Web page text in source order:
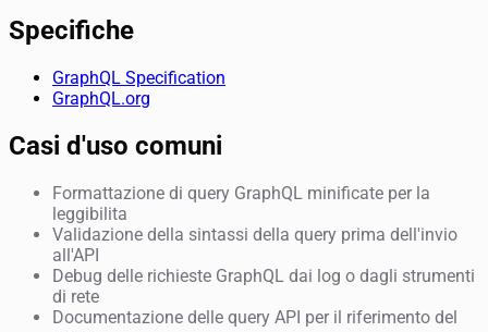
Specifiche
GraphQL Specification
GraphQL.org
Casi d'uso comuni
Formattazione di query GraphQL minificate per la
leggibilita
Validazione della sintassi della query prima dell'invio
all'API
Debug delle richieste GraphQL dai log o dagli strumenti
di rete
Documentazione delle query API per il riferimento del